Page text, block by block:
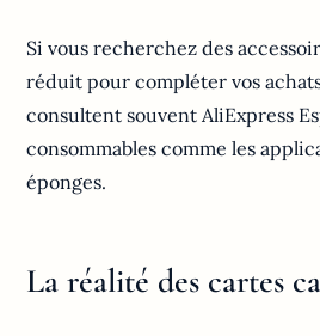
Si vous recherchez des
réduit pour compléter vos
consultent souvent AliExpress
consommables comme les
éponges.
La réalité des cartes